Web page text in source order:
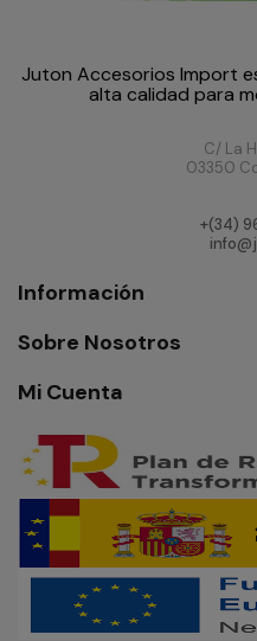
Juton Accesorios Import
alta calidad para
C/ La
03350
+(34)
Información
Sobre Nosotros
Mi Cuenta